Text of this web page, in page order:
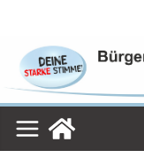
content